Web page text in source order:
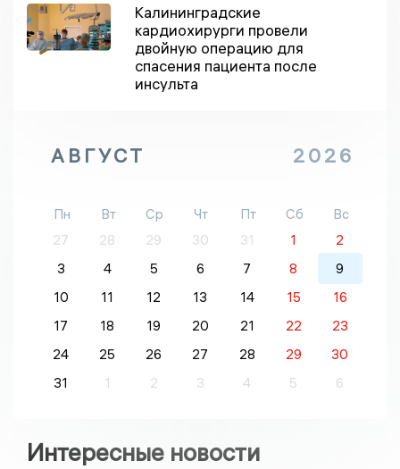
Калининградские
кардиохирурги провели
двойную операцию для
спасения пациента после
инсульта
АВГУСТ 2026
Пн Вт Ср Чт Пт Сб
Вс
27
28 29 30 31 1
2
3
4 5 6 7 8
9
10
11 12 13 14 15
16
17
18 19 20 21 22
23
24
25 26 27 28 29
30
31
1 2 3 4 5 6
Интересные новости